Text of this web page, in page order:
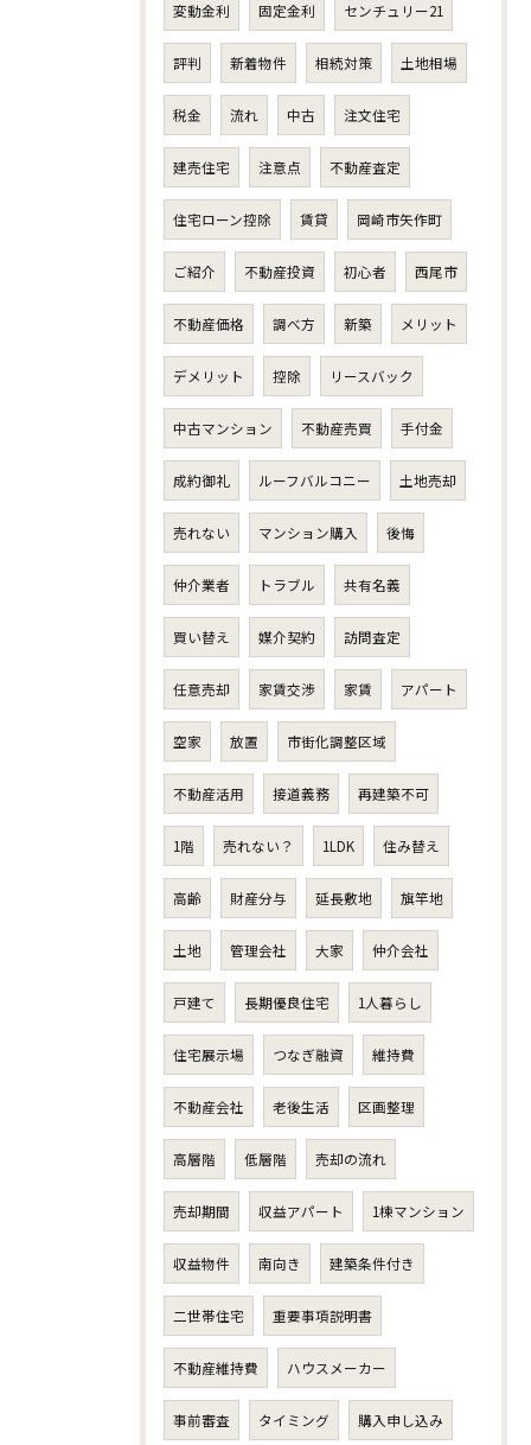
変動金利 固定金利 センチュリー21
評判 新着物件 相続対策 土地相場
税金 流れ 中古 注文住宅
建売住宅 注意点 不動産査定
住宅ローン控除 賃貸 岡崎市矢作町
ご紹介 不動産投資 初心者 西尾市
不動産価格 調べ方 新築 メリット
デメリット 控除 リースバック
中古マンション 不動産売買 手付金
成約御礼 ルーフバルコニー 土地売却
売れない マンション購入 後悔
仲介業者 トラブル 共有名義
買い替え 媒介契約 訪問査定
任意売却 家賃交渉 家賃 アパート
空家 放置 市街化調整区域
不動産活用 接道義務 再建築不可
1階 売れない？ 1LDK 住み替え
高齢 財産分与 延長敷地 旗竿地
土地 管理会社 大家 仲介会社
戸建て 長期優良住宅 1人暮らし
住宅展示場 つなぎ融資 維持費
不動産会社 老後生活 区画整理
高層階 低層階 売却の流れ
売却期間 収益アパート 1棟マンション
収益物件 南向き 建築条件付き
二世帯住宅 重要事項説明書
不動産維持費 ハウスメーカー
事前審査 タイミング 購入申し込み